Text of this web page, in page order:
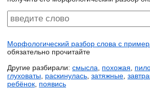
Морфологический разбор слова с
обязательно прочитайте
Другие разбирали: смысла похожая
глуховаты раскинулась затяжные
ребёнок появись